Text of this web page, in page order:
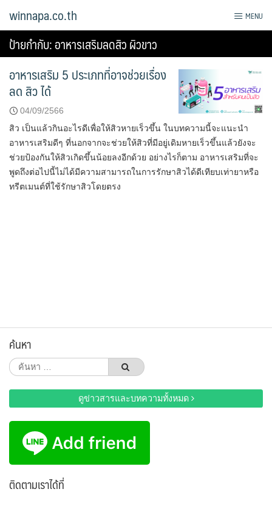
winnapa.co.th MENU
ป้ายกำกับ:อาหารเสริมลดสิว ผิวขาว
อาหารเสริม 5 ประเภทที่อาจช่วยเรื่อง
ลด สิว ได้
04/09/2566
สิว เป็นแล้วกินอะไรดีเพื่อให้สิวหายเร็วขึ้น ในบทความนี้จะแนะนำ
อาหารเสริมดีๆ ที่นอกจากจะช่วยให้สิวที่มีอยู่เดิมหายเร็วขึ้นแล้วยังจะ
ช่วยป้องกันให้สิวเกิดขึ้นน้อยลงอีกด้วย อย่างไรก็ตาม อาหารเสริมที่จะ
พูดถึงต่อไปนี้ไม่ได้มีความสามารถในการรักษาสิวได้ดีเทียบเท่ายาหรือ
ทรีตเมนต์ที่ใช้รักษาสิวโดยตรง
ค้นหา
ค้นหา
สำหรับ:
ดูข่าวสารและบทความทั้งหมด
ติดตามเราได้ที่